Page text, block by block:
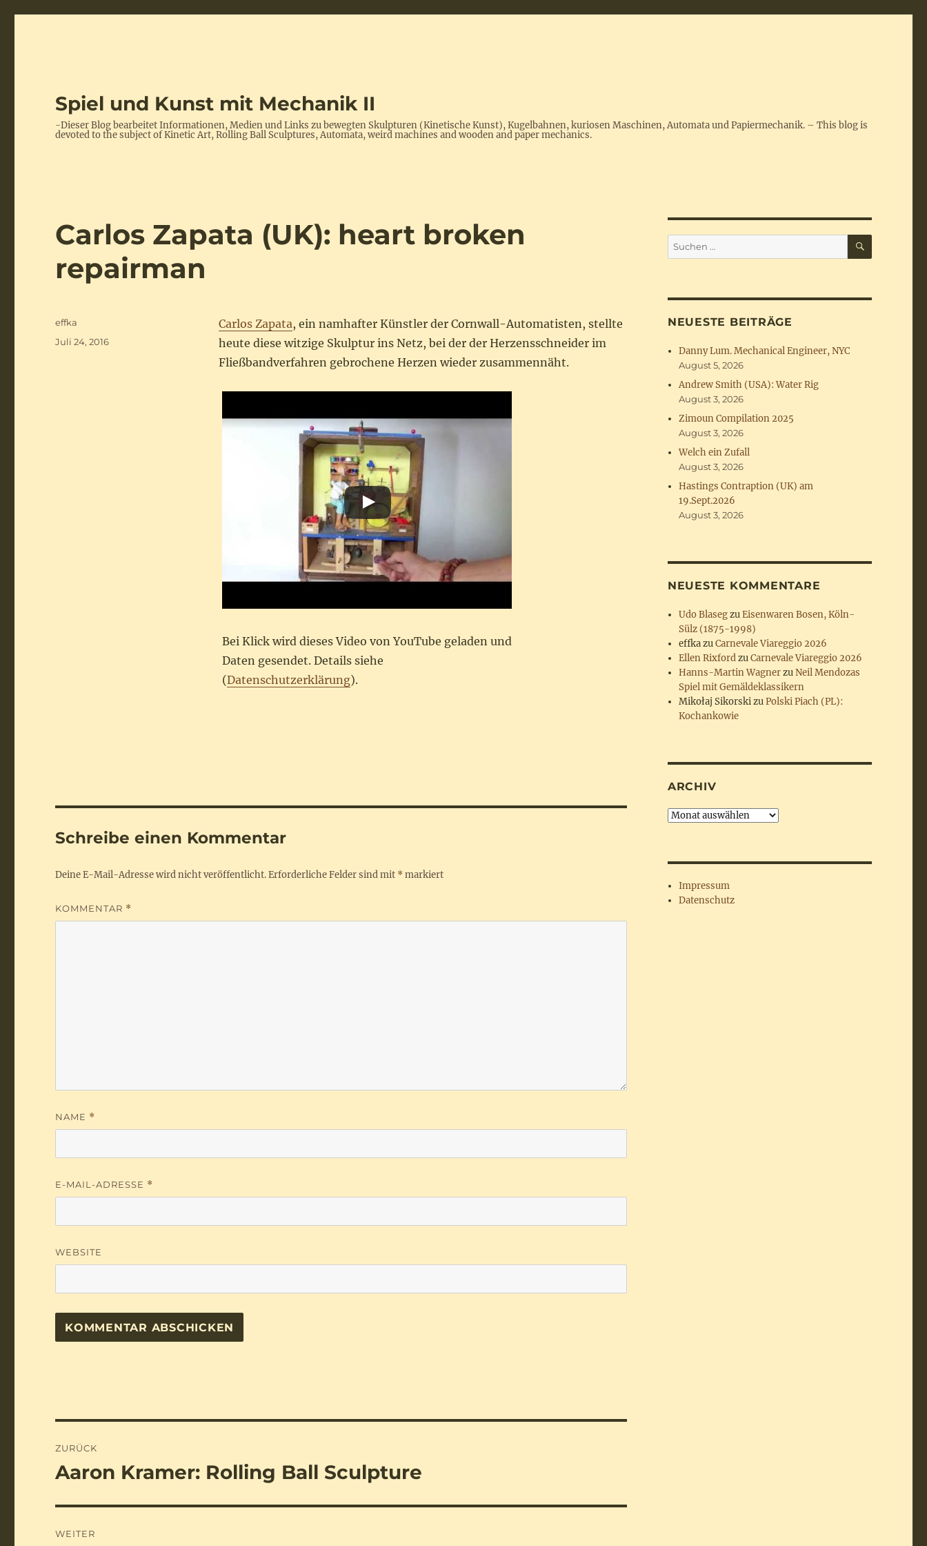
Spiel und Kunst mit Mechanik II
-Dieser Blog bearbeitet Informationen, Medien und Links zu bewegten Skulpturen (Kinetische Kunst), Kugelbahnen, kuriosen Maschinen, Automata und Papiermechanik. – This blog is
devoted to the subject of Kinetic Art, Rolling Ball Sculptures, Automata, weird machines and wooden and paper mechanics.
Carlos Zapata (UK): heart broken
repairman
Carlos Zapata, ein namhafter Künstler der Cornwall-Automatisten, stellte
heute diese witzige Skulptur ins Netz, bei der der Herzensschneider im
Fließbandverfahren gebrochene Herzen wieder zusammennäht.
Bei Klick wird dieses Video von YouTube geladen und
Daten gesendet. Details siehe
(Datenschutzerklärung).
Autor
effka
Veröffentlicht
Juli 24, 2016
Schreibe einen Kommentar
Deine E-Mail-Adresse wird nicht veröffentlicht.Erforderliche Felder sind mit * markiert
KOMMENTAR *
NAME *
E-MAIL-ADRESSE *
WEBSITE
ZURÜCK
Vorheriger
Aaron Kramer: Rolling Ball Sculpture
WEITER
Suchen
nach:
SUCHEN
NEUESTE BEITRÄGE
Danny Lum. Mechanical Engineer, NYC
August 5, 2026
Andrew Smith (USA): Water Rig
August 3, 2026
Zimoun Compilation 2025
August 3, 2026
Welch ein Zufall
August 3, 2026
Hastings Contraption (UK) am
19.Sept.2026
August 3, 2026
NEUESTE KOMMENTARE
Udo BlasegzuEisenwaren Bosen, Köln-
Sülz (1875-1998)
effkazuCarnevale Viareggio 2026
Ellen RixfordzuCarnevale Viareggio 2026
Hanns-Martin WagnerzuNeil Mendozas
Spiel mit Gemäldeklassikern
Mikołaj SikorskizuPolski Piach (PL):
Kochankowie
ARCHIV
Archiv
Impressum
Datenschutz